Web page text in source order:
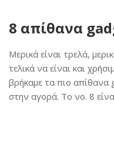
8 απίθανα
Μερικά είναι τρελά,
τελικά να είναι και
βρήκαμε τα πιο
στην αγορά. Το νο. 8